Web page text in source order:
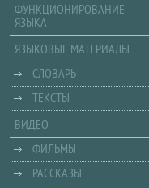
ФУНКЦИОНИРОВАНИЕ
ЯЗЫКА
ЯЗЫКОВЫЕ МАТЕРИАЛЫ
СЛОВАРЬ
ТЕКСТЫ
ВИДЕО
ФИЛЬМЫ
РАССКАЗЫ